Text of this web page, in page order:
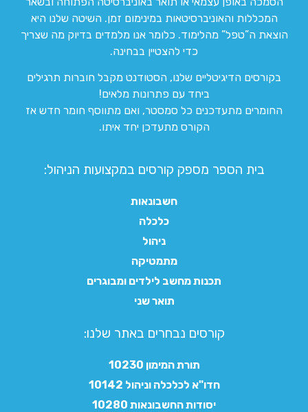
המכללות והאוניברסיטאות במינימום זמן. השיטה שלנו היא
הוצאת ה”טפל” מהלימוד. כלומר אנו מלמדים בדיוק מה שצריך
כדי להצטיין בבחינה.
בקורסים הדיגיטליים שלנו, הסטודנט מקבל חוברות תרגילים
ביחד עם פתרונות מלאים!
החומרים מתעדכנים כל סמסטר, ואם מתווסף חומר חדש אז
הקורס מתעדכן יחד איתו.
בית הספר מספק קורסים במקצועות הניהול:
חשבונאות
כלכלה
ניהול
מתמטיקה
תכנות מחשב לילדים ומבוגרים
תואר שני
קורסים נבחרים באתר שלנו:​
תורת המימון 10230
חדו"א לכלכלה וניהול 10142
יסודות החשבונאות 10280